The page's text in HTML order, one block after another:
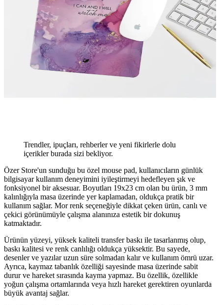
Trendler, ipuçları, rehberler ve yeni fikirlerle dolu
içerikler burada sizi bekliyor.
Özer Store'un sunduğu bu özel mouse pad, kullanıcıların günlük
bilgisayar kullanım deneyimini iyileştirmeyi hedefleyen şık ve
fonksiyonel bir aksesuar. Boyutları 19x23 cm olan bu ürün, 3 mm
kalınlığıyla masa üzerinde yer kaplamadan, oldukça pratik bir
kullanım sağlar. Mor renk seçeneğiyle dikkat çeken ürün, canlı ve
çekici görünümüyle çalışma alanınıza estetik bir dokunuş
katmaktadır.
Ürünün yüzeyi, yüksek kaliteli transfer baskı ile tasarlanmış olup,
baskı kalitesi ve renk canlılığı oldukça yüksektir. Bu sayede,
desenler ve yazılar uzun süre solmadan kalır ve kullanım ömrü uzar.
Ayrıca, kaymaz tabanlık özelliği sayesinde masa üzerinde sabit
durur ve hareket sırasında kayma yapmaz. Bu özellik, özellikle
yoğun çalışma ortamlarında veya hızlı hareket gerektiren oyunlarda
büyük avantaj sağlar.